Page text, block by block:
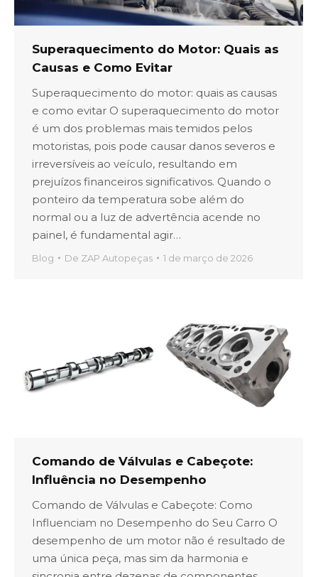
Superaquecimento do Motor: Quais as
Causas e Como Evitar
Superaquecimento do motor: quais as causas
e como evitar O superaquecimento do motor
é um dos problemas mais temidos pelos
motoristas, pois pode causar danos severos e
irreversíveis ao veículo, resultando em
prejuízos financeiros significativos. Quando o
ponteiro da temperatura sobe além do
normal ou a luz de advertência acende no
painel, é fundamental agir…
Blog De ZAP Autopeças 1 de março de 2026
Comando de Válvulas e Cabeçote:
Influência no Desempenho
Comando de Válvulas e Cabeçote: Como
Influenciam no Desempenho do Seu Carro O
desempenho de um motor não é resultado de
uma única peça, mas sim da harmonia e